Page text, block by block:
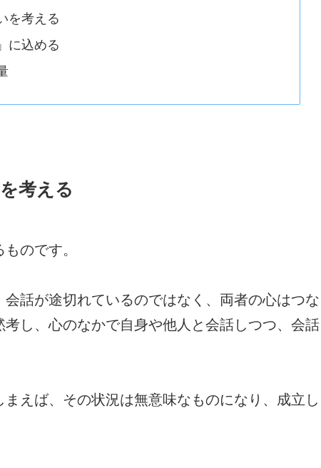
を考える
に込める
考える
のです。
話が途切れているのではなく、両者の心はつな
し、心のなかで自身や他人と会話しつつ、会話
えば、その状況は無意味なものになり、成立し